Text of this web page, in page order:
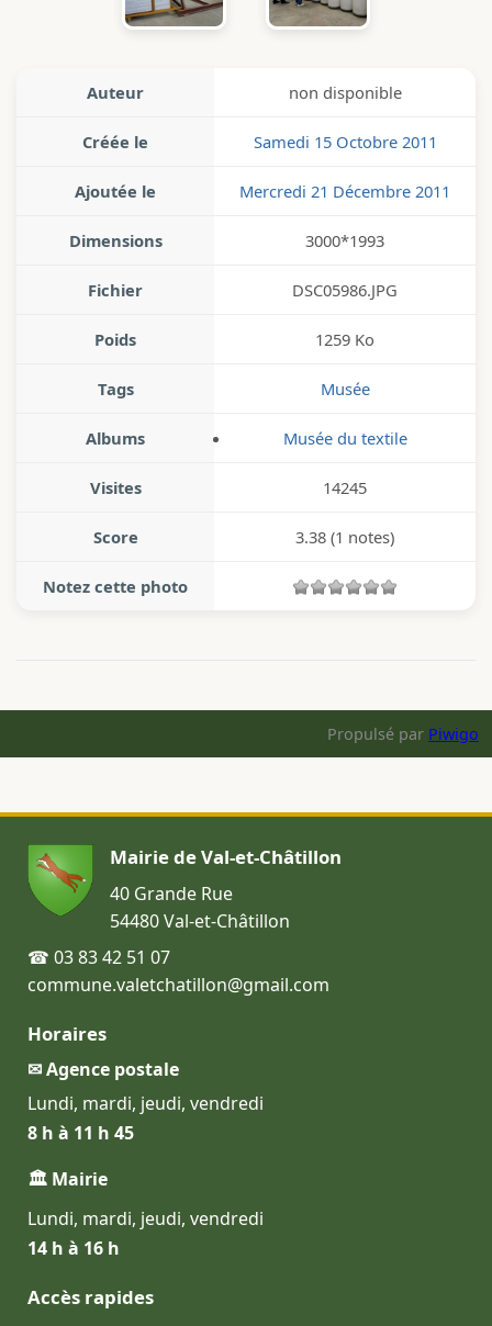
Auteur non disponible
Créée le Samedi 15 Octobre 2011
Ajoutée le Mercredi 21 Décembre 2011
Dimensions 3000*1993
Fichier DSC05986.JPG
Poids 1259 Ko
Tags Musée
Albums Musée du textile
Visites 14245
Score 3.38 (1 notes)
Notez cette photo
Propulsé par Piwigo
Mairie de Val-et-Châtillon
40 Grande Rue
54480 Val-et-Châtillon
☎ 03 83 42 51 07
commune.valetchatillon@gmail.com
Horaires
✉ Agence postale
Lundi, mardi, jeudi, vendredi
8 h à 11 h 45
🏛 Mairie
Lundi, mardi, jeudi, vendredi
14 h à 16 h
Accès rapides